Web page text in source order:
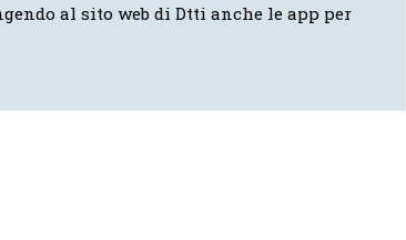
al sito web di Dtti anche le app per